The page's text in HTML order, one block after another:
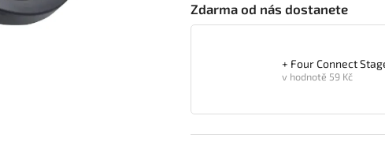
Zdarma od nás dostanete
+ Four Connect
v hodnotě 59 Kč